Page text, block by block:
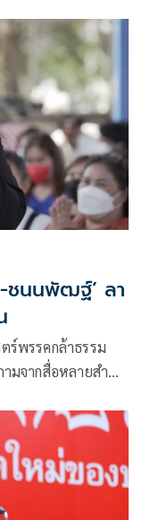
-ชนนพัฒฐ์’ ลา
ร์พรรคกล้าธรรม
มจากสื่อหลายสำนัก